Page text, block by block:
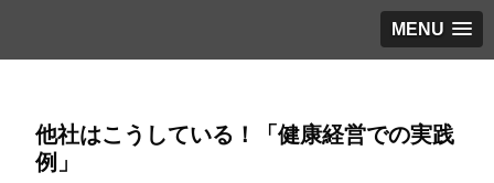
MENU
他社はこうしている！「健康経営での実践
例」